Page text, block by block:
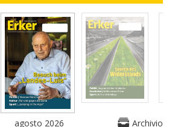
agosto 2026 Archivio